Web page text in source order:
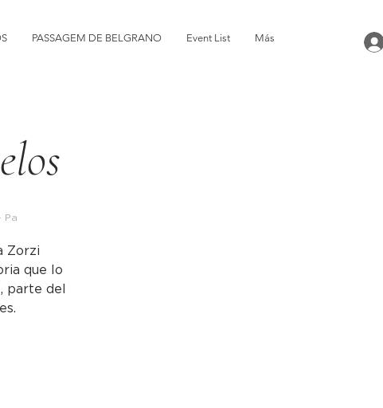
PASSAGEM DE BELGRANO Event List Más
Pa
Zorzi
que lo
parte del